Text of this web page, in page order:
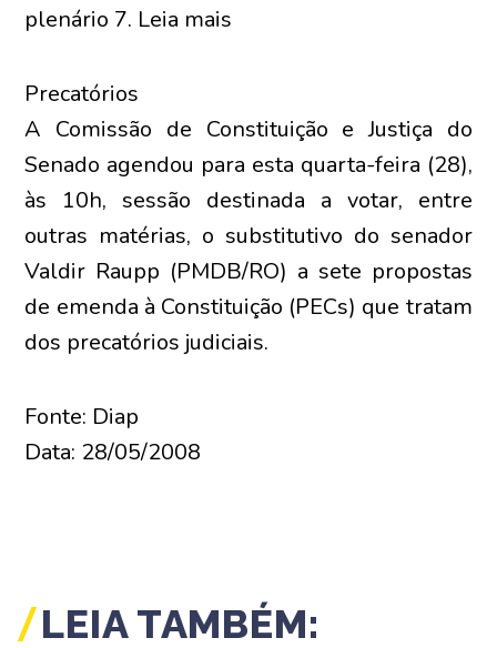
plenário 7. Leia mais
Precatórios
A Comissão de Constituição e Justiça do
Senado agendou para esta quarta-feira (28),
às 10h, sessão destinada a votar, entre
outras matérias, o substitutivo do senador
Valdir Raupp (PMDB/RO) a sete propostas
de emenda à Constituição (PECs) que tratam
dos precatórios judiciais.
Fonte: Diap
Data: 28/05/2008
LEIA TAMBÉM: